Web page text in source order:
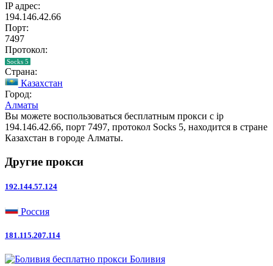
IP адрес:
194.146.42.66
Порт:
7497
Протокол:
Socks 5
Страна:
Казахстан
Город:
Алматы
Вы можете воспользоваться бесплатным прокси с ip
194.146.42.66, порт 7497, протокол Socks 5, находится в стране
Казахстан в городе Алматы.
Другие прокси
192.144.57.124
Россия
181.115.207.114
Боливия